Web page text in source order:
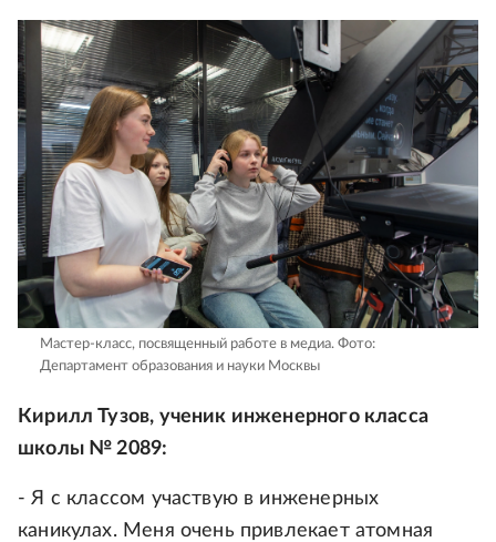
Мастер‑класс, посвященный работе в медиа. Фото:
Департамент образования и науки Москвы
Кирилл Тузов, ученик инженерного класса
школы № 2089:
- Я с классом участвую в инженерных
каникулах. Меня очень привлекает атомная